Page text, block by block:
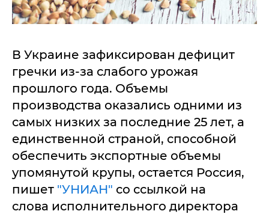
В Украине зафиксирован дефицит
гречки из-за слабого урожая
прошлого года. Объемы
производства оказались одними из
самых низких за последние 25 лет, а
единственной страной, способной
обеспечить экспортные объемы
упомянутой крупы, остается Россия,
пишет "УНИАН" со ссылкой на
слова исполнительного директора